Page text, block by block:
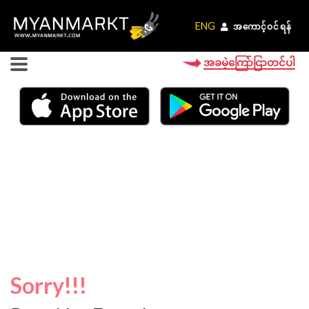
ENG အကောင့်ဝင်ရန်
ENG အကောင့်ဝင်ရန်
အခမဲ့ကြော်ငြာတင်ပါ
Sorry!!!